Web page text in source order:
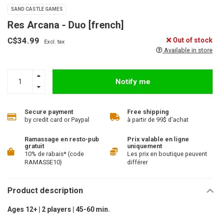
SAND CASTLE GAMES
Res Arcana - Duo [french]
C$34.99 Excl. tax Out of stock
Available in store
Notify me
Secure payment
by credit card or Paypal
Free shipping
à partir de 99$ d'achat
Ramassage en resto-pub
gratuit
10% de rabais* (code
RAMASSE10)
Prix valable en ligne
uniquement
Les prix en boutique peuvent
différer
Product description
Ages 12+ | 2 players | 45-60 min.